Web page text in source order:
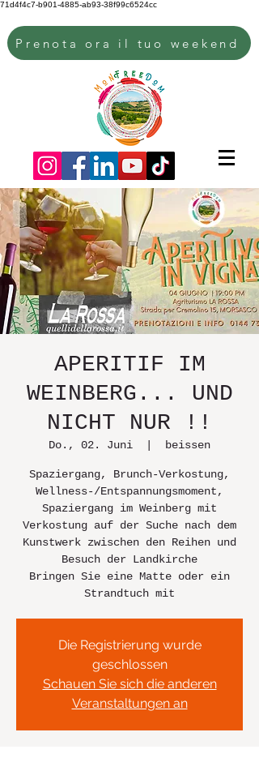
71d4f4c7-b901-4885-ab93-38f99c6524cc
Prenota ora il tuo weekend
APERITIF IM
WEINBERG... UND
NICHT NUR !!
Do., 02. Juni beissen
Spaziergang, Brunch-Verkostung,
Wellness-/Entspannungsmoment,
Spaziergang im Weinberg mit
Verkostung auf der Suche nach dem
Kunstwerk zwischen den Reihen und
Besuch der Landkirche
Bringen Sie eine Matte oder ein
Strandtuch mit
Die Registrierung wurde
geschlossen
Schauen Sie sich die anderen
Veranstaltungen an